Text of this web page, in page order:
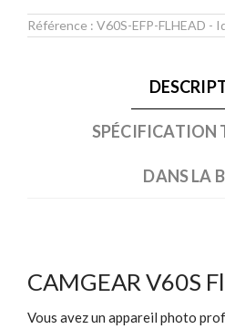
Référence : V60S-EFP-FLHEAD -
SPÉCIFICATION
DANS LA
CAMGEAR V60S
Vous avez un appareil photo